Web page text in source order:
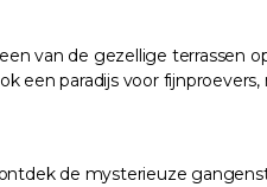
van de gezellige terrassen
een paradijs voor
de mysterieuze